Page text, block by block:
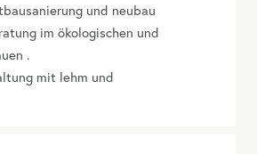
und neubau
im ökologischen und
.
mit lehm und